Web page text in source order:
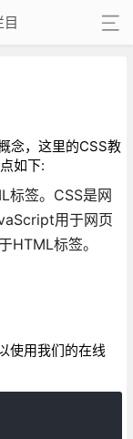
目
念，这里的CSS教
如下:
标签。CSS是网
用于网页
HTML标签。
使用我们的在线